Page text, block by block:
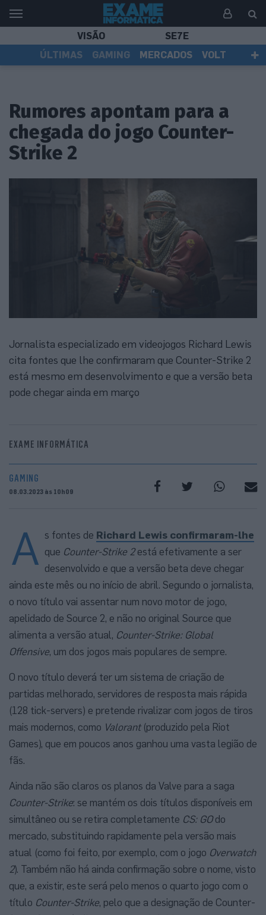
VISÃO
SE7E
ÚLTIMAS
GAMING MERCADOS
VOLT
Rumores apontam para a
chegada do jogo Counter-
Strike 2
Jornalista especializado em videojogos Richard Lewis
cita fontes que lhe confirmaram que Counter-Strike 2
está mesmo em desenvolvimento e que a versão beta
pode chegar ainda em março
EXAME INFORMÁTICA
GAMING
08.03.2023 às 10h09
A s fontes de Richard Lewis confirmaram-lhe
que Counter-Strike 2está efetivamente a ser
desenvolvido e que a versão beta deve chegar
ainda este mês ou no início de abril. Segundo o jornalista,
o novo título vai assentar num novo motor de jogo,
apelidado de Source 2, e não no original Source que
alimenta a versão atual, Counter-Strike: Global
Offensive, um dos jogos mais populares de sempre.
O novo título deverá ter um sistema de criação de
partidas melhorado, servidores de resposta mais rápida
(128 tick-servers) e pretende rivalizar com jogos de tiros
mais modernos, como Valorant(produzido pela Riot
Games), que em poucos anos ganhou uma vasta legião de
fãs.
Ainda não são claros os planos da Valve para a saga
Counter-Strike: se mantém os dois títulos disponíveis em
simultâneo ou se retira completamente CS: GOdo
mercado, substituindo rapidamente pela versão mais
atual (como foi feito, por exemplo, com o jogo Overwatch
2). Também não há ainda confirmação sobre o nome, visto
que, a existir, este será pelo menos o quarto jogo com o
título Counter-Strike, pelo que a designação de Counter-